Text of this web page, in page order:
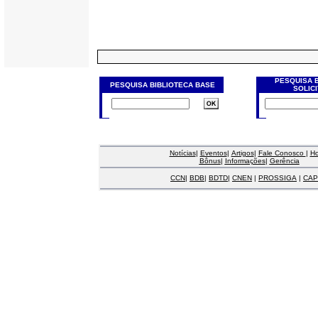
PESQUISA BIBLIOTECA BASE
PESQUISA
Notícias| Eventos| Artigos| Fale Conosco |
Bônus| Informações| Gerência
CCN| BDB| BDTD| CNEN | PROSSIGA |